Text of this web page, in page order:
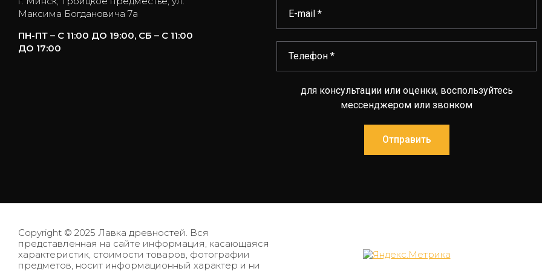
Максима Богдановича 7а
ПН-ПТ – С 11:00 ДО 19:00, СБ – С 11:00
ДО 17:00
для консультации или оценки, воспользуйтесь
мессенджером или звонком
Отправить
Copyright © 2025 Лавка древностей. Вся
представленная на сайте информация, касающаяся
характеристик, стоимости товаров, фотографии
предметов, носит информационный характер и ни